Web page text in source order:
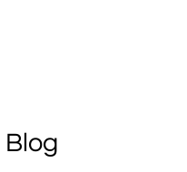
Blog